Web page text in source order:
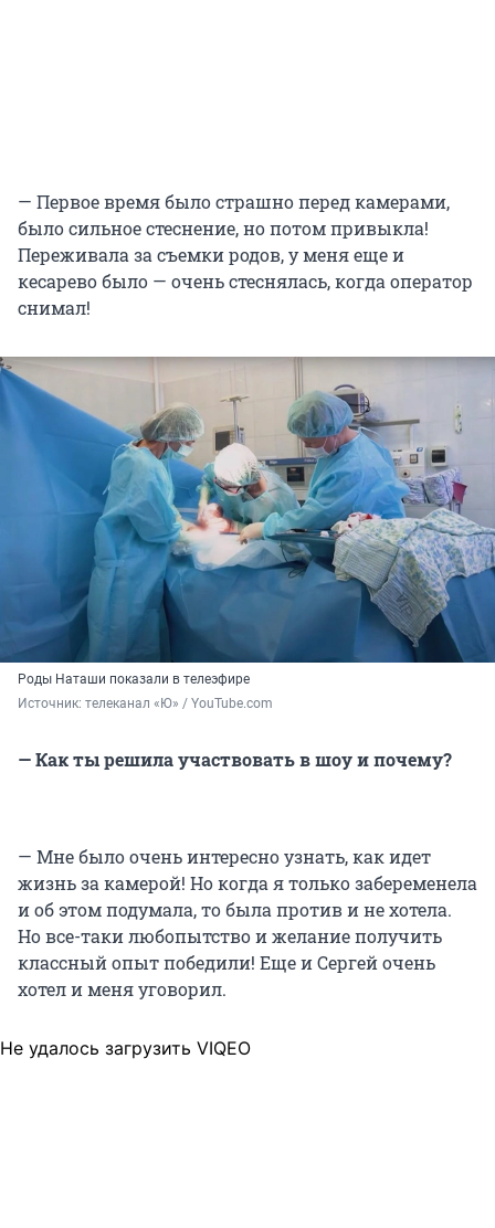
— Первое время было страшно перед камерами,
было сильное стеснение, но потом привыкла!
Переживала за съемки родов, у меня еще и
кесарево было — очень стеснялась, когда оператор
снимал!
Роды Наташи показали в телеэфире
Источник: телеканал «Ю» / YouTube.com
— Как ты решила участвовать в шоу и почему?
— Мне было очень интересно узнать, как идет
жизнь за камерой! Но когда я только забеременела
и об этом подумала, то была против и не хотела.
Но все-таки любопытство и желание получить
классный опыт победили! Еще и Сергей очень
хотел и меня уговорил.
Не удалось загрузить VIQEO